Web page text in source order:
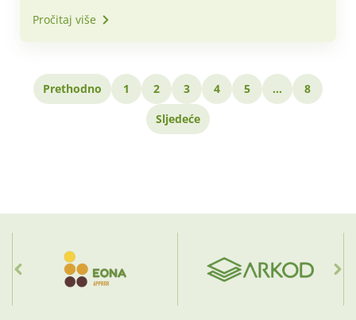
dobavljače
Pročitaj više
Prethodno 1 2 3 4 5 …
8
Sljedeće